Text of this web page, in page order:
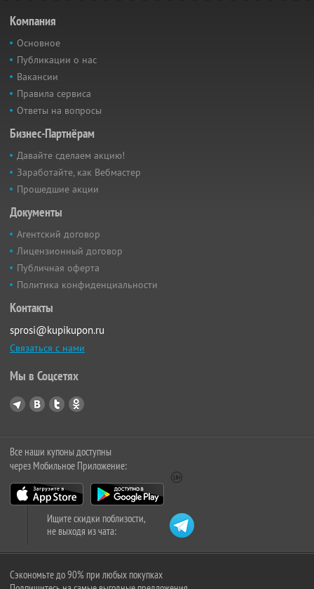
Компания
Основное
Публикации о нас
Вакансии
Правила сервиса
Ответы на вопросы
Бизнес-Партнёрам
Давайте сделаем акцию!
Заработайте, как Вебмастер
Прошедшие акции
Документы
Агентский договор
Лицензионный договор
Публичная оферта
Политика конфиденциальности
Контакты
sprosi@kupikupon.ru
Связаться с нами
Мы в Соцсетях
Все наши купоны доступны
через Мобильное Приложение:
Ищите скидки поблизости,
не выходя из чата:
Сэкономьте до 90% при любых покупках